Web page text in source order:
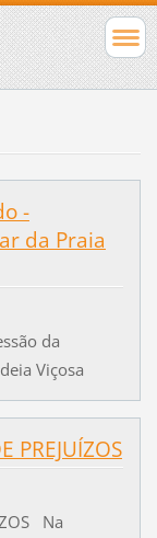
-
da Praia
da
Viçosa
PREJUÍZOS
Na